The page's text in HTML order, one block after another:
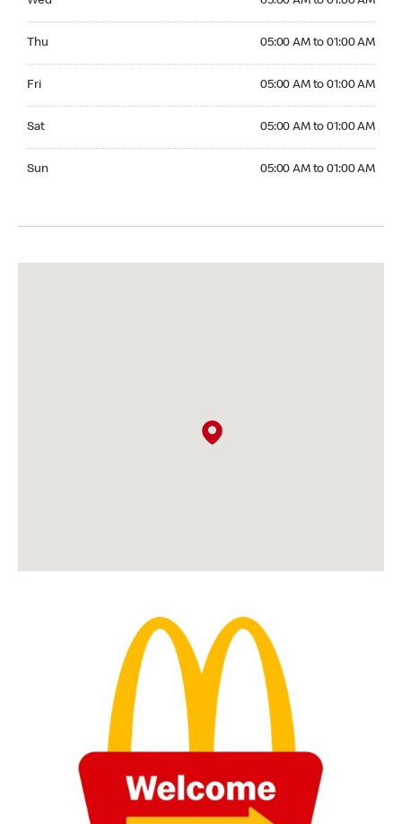
Thu 05:00 AM to 01:00 AM
Fri 05:00 AM to 01:00 AM
Sat 05:00 AM to 01:00 AM
Sun 05:00 AM to 01:00 AM